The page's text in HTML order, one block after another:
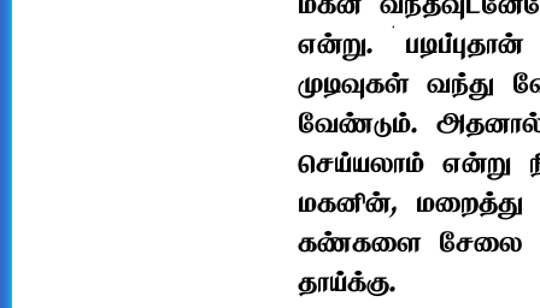
என்று.
முடிவுகள் வந்து
வேண்டும்.
செய்யலாம்
மகனின், மறைத்து
கண்களை சேலை
தாய்க்கு.